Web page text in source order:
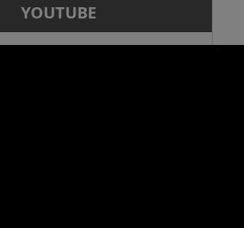
YOUTUBE